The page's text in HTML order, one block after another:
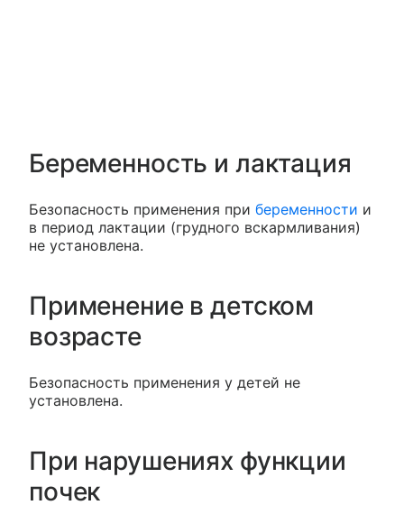
Беременность и лактация
Безопасность применения при беременности и
в период лактации (грудного вскармливания)
не установлена.
Применение в детском
возрасте
Безопасность применения у детей не
установлена.
При нарушениях функции
почек